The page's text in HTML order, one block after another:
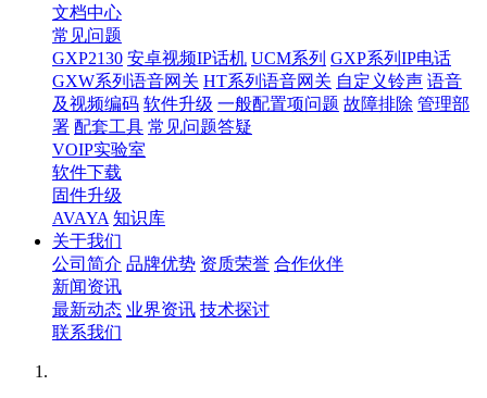
文档中心
常见问题
GXP2130 安卓视频IP话机 UCM系列 GXP系列IP电话
GXW系列语音网关 HT系列语音网关 自定义铃声 语音
及视频编码 软件升级 一般配置项问题 故障排除 管理部
署 配套工具 常见问题答疑
VOIP实验室
软件下载
固件升级
AVAYA 知识库
关于我们
公司简介 品牌优势 资质荣誉 合作伙伴
新闻资讯
最新动态 业界资讯 技术探讨
联系我们